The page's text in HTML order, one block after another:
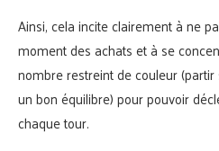
Ainsi, cela incite clairement à ne
moment des achats et à se
nombre restreint de couleur
un bon équilibre) pour pouvoir
chaque tour.